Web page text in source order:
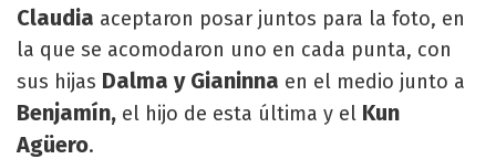
Claudia aceptaron posar juntos para la foto, en
la que se acomodaron uno en cada punta, con
sus hijas Dalma y Gianinna en el medio junto a
Benjamín, el hijo de esta última y el Kun
Agüero.